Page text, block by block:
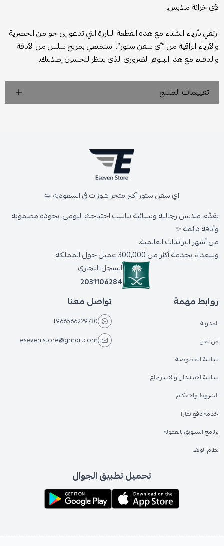
لأي خزانة ملابس.
ارتقي بأزياء الشتاء مع هذه القطعة البارزة التي تدعو إلى جو من الحصرية
والأزياء الراقية من “أي سفن ستور”. استمتعي بمزيج سلس من الأناقة
والدفء مع هذا البلوفر الضروري الذي ينتظر لتحسين إطلالتك.
تقييمات المنتج
اي سفن ستور أكبر متجر شوزات في السعودية 👟
يقدّم ملابس رجالية ونسائية تناسب احتياجك اليومي، بجودة مضمونة
وأناقة دائمة ✨
من أشهر البراندات العالمية،
وسعداء بخدمة أكثر من 300,000 عميل حول المملكة.
السجل التجاري
2031106284
روابط مهمة
المدونة
من نحن
سياسة الخصوصية
سياسة الاستبدال والاسترجاع
الشروط والاحكام
خدمة دفع تمارا
برنامج التسويق بالعمولة
نظام الولاء
تواصل معنا
+966566229730
eseven.store@gmail.com
تحميل تطبيق الجوال